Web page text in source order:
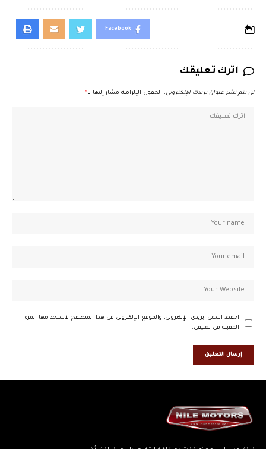
Facebook
اترك تعليقك
لن يتم نشر عنوان بريدك الإلكتروني. الحقول الإلزامية مشار إليها بـ *
احفظ اسمي، بريدي الإلكتروني، والموقع الإلكتروني في هذا المتصفح لاستخدامها المرة
المقبلة في تعليقي.